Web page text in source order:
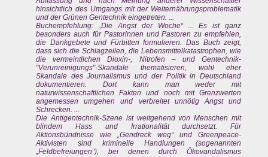
hinsichtlich des Umgangs mit der Welternährungsproblematik
und der Grünen Gentechnik eingetreten. ...
Buchempfehlung: „Die Angst der Woche“ ... Es ist ganz
besonders auch für Pastorinnen und Pastoren zu empfehlen,
die Dankgebete und Fürbitten formulieren. Das Buch zeigt,
dass sich die Schlagzeilen, die Lebensmittelkatastrophen, wie
die vermeintlichen Dioxin-, Nitrofen – und Gentechnik-
"Verunreinigungs"-Skandale thematisieren, wohl eher
Skandale des Journalismus und der Politik in Deutschland
dokumentieren. Dort kann man weder mit
naturwissenschaftlichen Fakten und noch mit Grenzwerten
angemessen umgehen und verbreitet unnötig Angst und
Schrecken. ...
Die Antigentechnik-Szene ist weitgehend von Menschen mit
blindem Hass und Irrationalität durchsetzt. Für
Aktionsbündnisse wie „Gendreck weg“ und Greenpeace-
Aktivisten sind kriminelle Handlungen (sogenannten
„Feldbefreiungen“), bei denen durch Ökovandalismus